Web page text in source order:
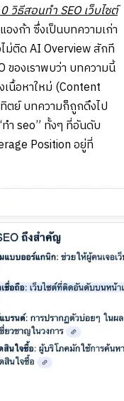
วิธีสอนทำ SEO เว็บไซต์
องก้า ซึ่งเป็นบทความเก่า
ม่ติด AI Overview สักที
ของเราพบว่า บทความนี้
นื้อหาใหม่ (Content
ตย์ บทความก็ถูกดึงไป
ำ seo” ทั้งๆ ที่อันดับ
Position อยู่ที่